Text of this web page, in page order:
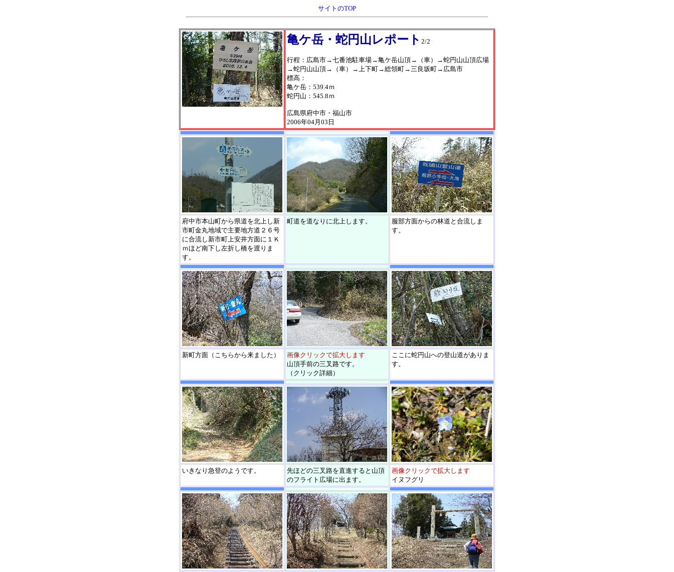
サイトのTOP
亀ケ岳・蛇円山レポート 2/2
行程：広島市→七番池駐車場→亀ケ岳山頂→（車）→蛇円山山頂広場
→蛇円山山頂→（車）→上下町→総領町→三良坂町→広島市
標高：
亀ケ岳：539.4ｍ
蛇円山：545.8ｍ
広島県府中市・福山市
2006年04月03日
府中市本山町から県道を北上し新
市町金丸地域で主要地方道２６号
に合流し新市町上安井方面に１Ｋ
ｍほど南下し左折し橋を渡りま
す。
町道を道なりに北上します。
服部方面からの林道と合流しま
す。
新町方面（こちらから来ました）
画像クリックで拡大します
山頂手前の三叉路です。
（クリック詳細）
ここに蛇円山への登山道がありま
す。
いきなり急登のようです。
先ほどの三叉路を直進すると山頂
のフライト広場に出ます。
画像クリックで拡大します
イヌフグリ